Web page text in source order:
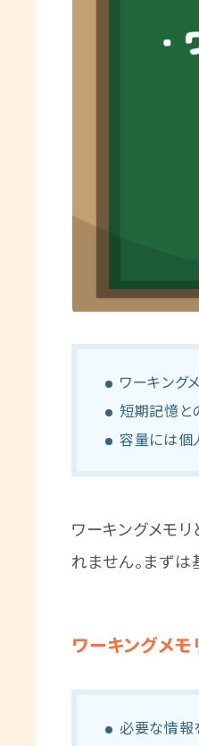
ワーキング
短期記憶と
容量には個
ワーキングメモ
れません。まず
ワーキングメモ
必要な情報